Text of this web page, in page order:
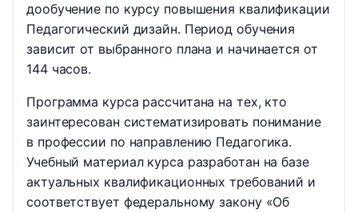
дообучение по курсу повышения квалификации
Педагогический дизайн. Период обучения
зависит от выбранного плана и начинается от
144 часов.
Программа курса рассчитана на тех, кто
заинтересован систематизировать понимание
в профессии по направлению Педагогика.
Учебный материал курса разработан на базе
актуальных квалификационных требований и
соответствует федеральному закону «Об